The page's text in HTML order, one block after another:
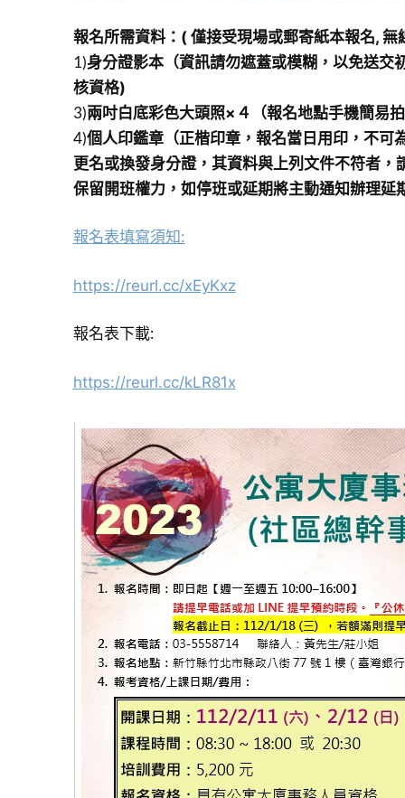
報名所需資料：( 僅接受現場或郵寄紙本報名, 無
1)身分證影本（資訊請勿遮蓋或模糊，以免送交
核資格)
3)兩吋白底彩色大頭照×４（報名地點手機簡易
4)個人印鑑章（正楷印章，報名當日用印，不可
更名或換發身分證，其資料與上列文件不符者，
保留開班權力，如停班或延期將主動通知辦理延
報名表填寫須知:
https://reurl.cc/xEyKxz
報名表下載:
https://reurl.cc/kLR81x